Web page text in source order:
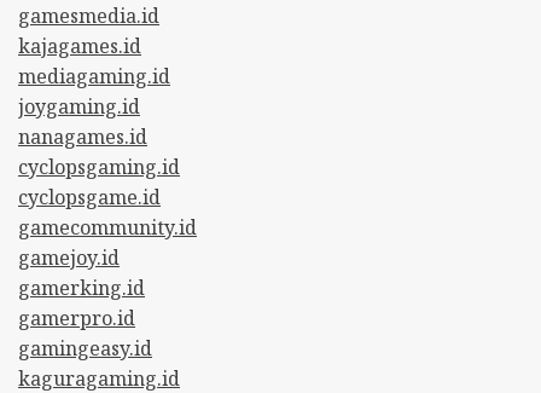
gamesmedia.id
kajagames.id
mediagaming.id
joygaming.id
nanagames.id
cyclopsgaming.id
cyclopsgame.id
gamecommunity.id
gamejoy.id
gamerking.id
gamerpro.id
gamingeasy.id
kaguragaming.id